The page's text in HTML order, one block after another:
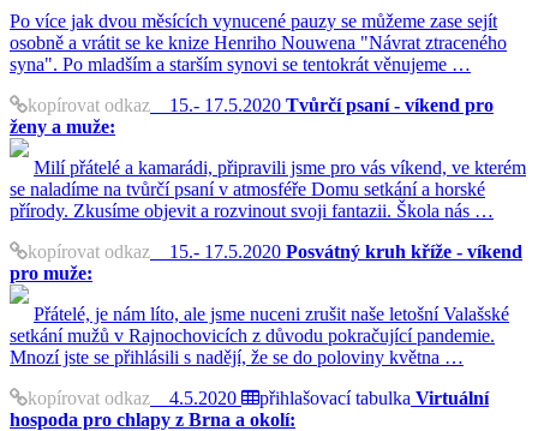
Po více jak dvou měsících vynucené pauzy se můžeme zase sejít
osobně a vrátit se ke knize Henriho Nouwena "Návrat ztraceného
syna". Po mladším a starším synovi se tentokrát věnujeme …
kopírovat odkaz 15.- 17.5.2020 Tvůrčí psaní - víkend pro
ženy a muže:
Milí přátelé a kamarádi, připravili jsme pro vás víkend, ve kterém
se naladíme na tvůrčí psaní v atmosféře Domu setkání a horské
přírody. Zkusíme objevit a rozvinout svoji fantazii. Škola nás …
kopírovat odkaz 15.- 17.5.2020 Posvátný kruh kříže - víkend
pro muže:
Přátelé, je nám líto, ale jsme nuceni zrušit naše letošní Valašské
setkání mužů v Rajnochovicích z důvodu pokračující pandemie.
Mnozí jste se přihlásili s nadějí, že se do poloviny května …
kopírovat odkaz 4.5.2020 přihlašovací tabulka Virtuální
hospoda pro chlapy z Brna a okolí: